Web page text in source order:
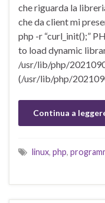
che riguarda la
che da client mi
php -r “curl_init();”
to load dynamic
/usr/lib/php/
(/usr/lib/php/
Continua a
linux, php,